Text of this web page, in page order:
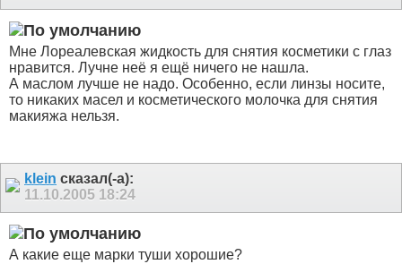
Мне Лореалевская жидкость для снятия косметики с глаз
нравится. Лучне неё я ещё ничего не нашла.
А маслом лучше не надо. Особенно, если линзы носите,
то никаких масел и косметического молочка для снятия
макияжа нельзя.
klein сказал(-а):
11.10.2005 18:24
А какие еще марки туши хорошие?